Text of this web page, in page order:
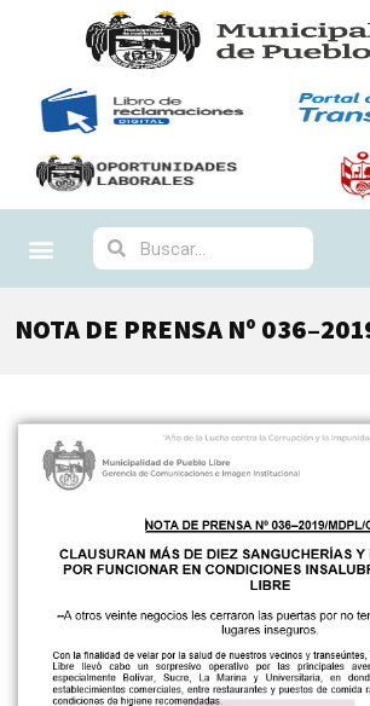
NOTA DE PRENSA Nº